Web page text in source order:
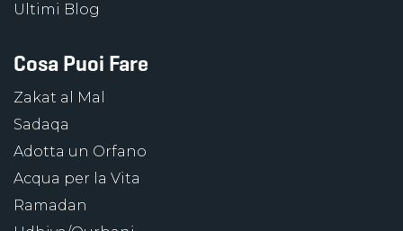
Ultimi Blog
Cosa Puoi Fare
Zakat al Mal
Sadaqa
Adotta un Orfano
Acqua per la Vita
Ramadan